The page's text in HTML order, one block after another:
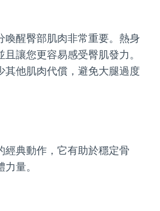
喚醒臀部肌肉非常重要。熱身
讓您更容易感受臀肌發力。
其他肌肉代償，避免大腿過度
經典動作，它有助於穩定骨
量。